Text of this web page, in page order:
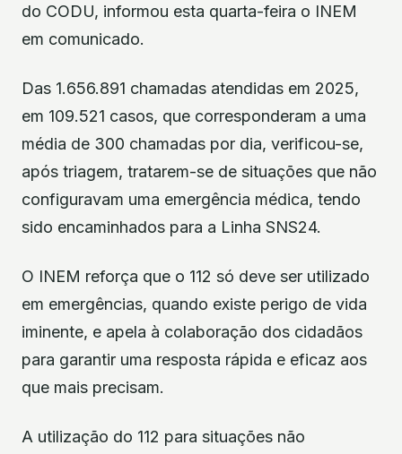
do CODU, informou esta quarta-feira o INEM
em comunicado.
Das 1.656.891 chamadas atendidas em 2025,
em 109.521 casos, que corresponderam a uma
média de 300 chamadas por dia, verificou-se,
após triagem, tratarem-se de situações que não
configuravam uma emergência médica, tendo
sido encaminhados para a Linha SNS24.
O INEM reforça que o 112 só deve ser utilizado
em emergências, quando existe perigo de vida
iminente, e apela à colaboração dos cidadãos
para garantir uma resposta rápida e eficaz aos
que mais precisam.
A utilização do 112 para situações não